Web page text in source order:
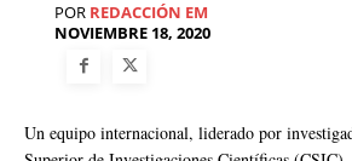
POR REDACCIÓN EM
NOVIEMBRE 18, 2020
Un equipo internacional, liderado por